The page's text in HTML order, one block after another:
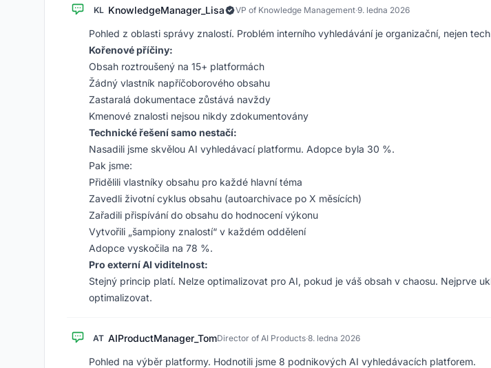
KL KnowledgeManager_Lisa VP of Knowledge Management·9. ledna 2026
Pohled z oblasti správy znalostí. Problém interního vyhledávání je organizační, nejen
Kořenové příčiny:
Obsah roztroušený na 15+ platformách
Žádný vlastník napříčoborového obsahu
Zastaralá dokumentace zůstává navždy
Kmenové znalosti nejsou nikdy zdokumentovány
Technické řešení samo nestačí:
Nasadili jsme skvělou AI vyhledávací platformu. Adopce byla 30 %.
Pak jsme:
Přidělili vlastníky obsahu pro každé hlavní téma
Zavedli životní cyklus obsahu (autoarchivace po X měsících)
Zařadili přispívání do obsahu do hodnocení výkonu
Vytvořili „šampiony znalostí“ v každém oddělení
Adopce vyskočila na 78 %.
Pro externí AI viditelnost:
Stejný princip platí. Nelze optimalizovat pro AI, pokud je váš obsah v chaosu. Nejprve
optimalizovat.
AT AIProductManager_TomDirector of AI Products·8. ledna 2026
Pohled na výběr platformy. Hodnotili jsme 8 podnikových AI vyhledávacích platforem.